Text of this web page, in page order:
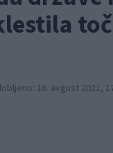
16. avgust 2021,